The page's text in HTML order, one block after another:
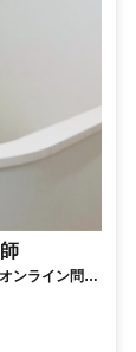
ンライン問診